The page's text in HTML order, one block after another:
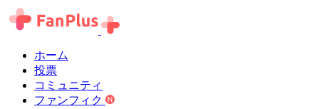
ホーム
投票
コミュニティ
ファンフィク